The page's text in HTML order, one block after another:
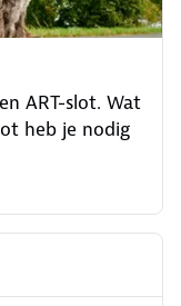
ART-slot. Wat
heb je nodig